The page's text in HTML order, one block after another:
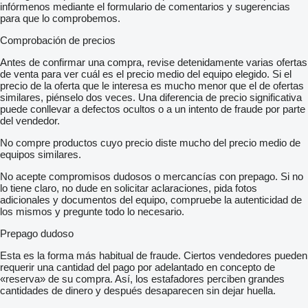
infórmenos mediante el formulario de comentarios y sugerencias
para que lo comprobemos.
Comprobación de precios
Antes de confirmar una compra, revise detenidamente varias ofertas
de venta para ver cuál es el precio medio del equipo elegido. Si el
precio de la oferta que le interesa es mucho menor que el de ofertas
similares, piénselo dos veces. Una diferencia de precio significativa
puede conllevar a defectos ocultos o a un intento de fraude por parte
del vendedor.
No compre productos cuyo precio diste mucho del precio medio de
equipos similares.
No acepte compromisos dudosos o mercancías con prepago. Si no
lo tiene claro, no dude en solicitar aclaraciones, pida fotos
adicionales y documentos del equipo, compruebe la autenticidad de
los mismos y pregunte todo lo necesario.
Prepago dudoso
Esta es la forma más habitual de fraude. Ciertos vendedores pueden
requerir una cantidad del pago por adelantado en concepto de
«reserva» de su compra. Así, los estafadores perciben grandes
cantidades de dinero y después desaparecen sin dejar huella.